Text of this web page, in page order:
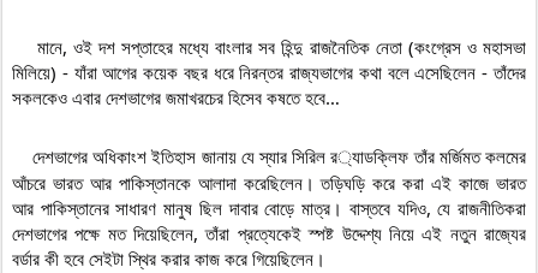
মিলিয়ে) - যাঁরা আগের কয়েক বছর ধরে নিরন্তর রাজ্যভাগের কথা বলে এসেছিলেন - তাঁদের
সকলকেও এবার দেশভাগের জমাখরচের হিসেব কষতে হবে…
    দেশভাগের অধিকাংশ ইতিহাস জানায় যে স্যার সিরিল র
্যাডক্লিফ তাঁর মর্জিমত কলমের
আঁচরে ভারত আর পাকিস্তানকে আলাদা করেছিলেন। তড়িঘড়ি করে করা এই কাজে ভারত
আর পাকিস্তানের সাধারণ মানুষ ছিল দাবার বোড়ে মাত্র। বাস্তবে যদিও, যে রাজনীতিকরা
দেশভাগের পক্ষে মত দিয়েছিলেন, তাঁরা প্রত্যেকেই স্পষ্ট উদ্দেশ্য নিয়ে এই নতুন রাজ্যের
বর্ডার কী হবে সেইটা স্থির করার কাজ করে গিয়েছিলেন।